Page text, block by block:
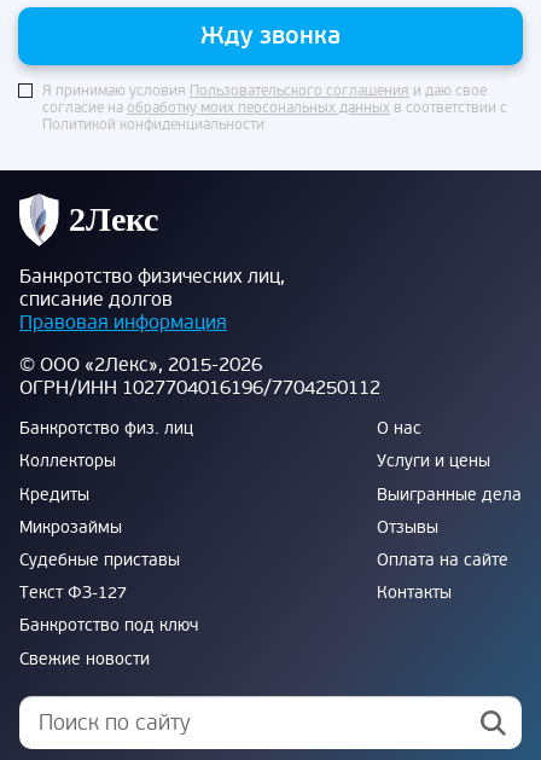
Жду звонка
Я принимаю условия Пользовательского соглашения и даю свое
согласие на обработку моих персональных данных в соответствии с
Политикой конфиденциальности
Банкротство физических лиц,
списание долгов
Правовая информация
© ООО «2Лекс», 2015-2026
ОГРН/ИНН 1027704016196/7704250112
Банкротство физ. лиц
Коллекторы
Кредиты
Микрозаймы
Судебные приставы
Текст ФЗ-127
Банкротство под ключ
Свежие новости
О нас
Услуги и цены
Выигранные дела
Отзывы
Оплата на сайте
Контакты